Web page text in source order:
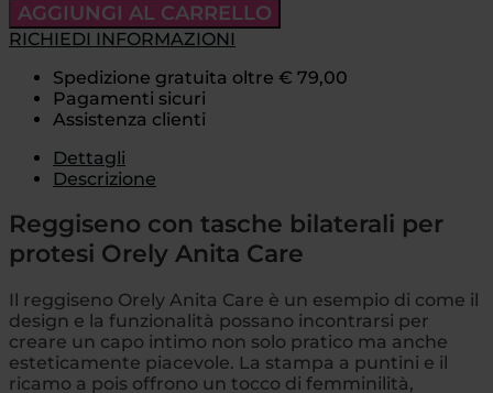
AGGIUNGI AL CARRELLO
RICHIEDI INFORMAZIONI
Spedizione gratuita oltre € 79,00
Pagamenti sicuri
Assistenza clienti
Dettagli
Descrizione
Reggiseno con tasche bilaterali per
protesi Orely Anita Care
Il reggiseno Orely Anita Care è un esempio di come il
design e la funzionalità possano incontrarsi per
creare un capo intimo non solo pratico ma anche
esteticamente piacevole. La stampa a puntini e il
ricamo a pois offrono un tocco di femminilità,